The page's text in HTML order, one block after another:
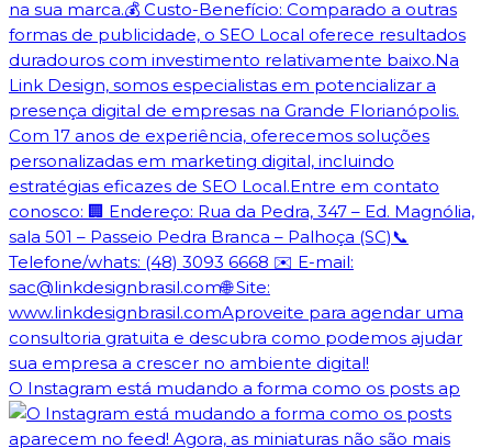
O Instagram está mudando a forma como os posts ap